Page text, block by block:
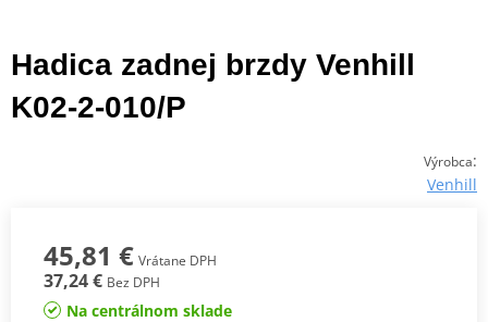
Hadica zadnej brzdy Venhill
K02-2-010/P
Výrobca:
Venhill
45,81 € Vrátane DPH
37,24 € Bez DPH
Na centrálnom sklade